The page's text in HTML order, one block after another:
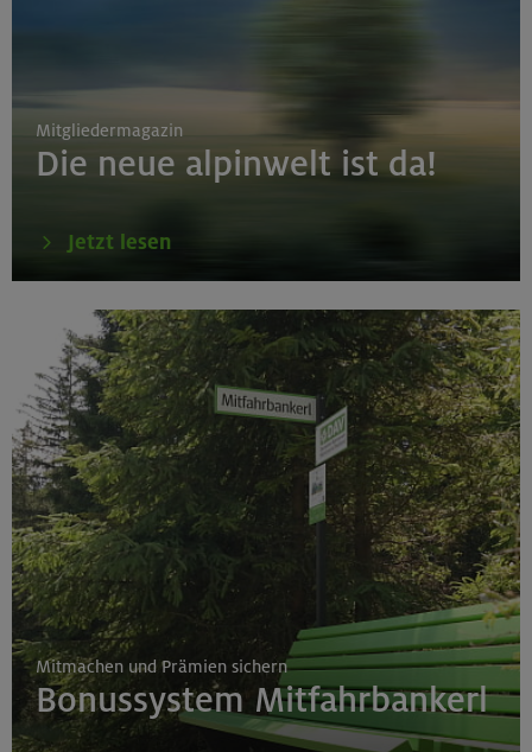
Mitgliedermagazin
Die neue alpinwelt ist da!
Jetzt lesen
Mitmachen und Prämien sichern
Bonussystem Mitfahrbankerl